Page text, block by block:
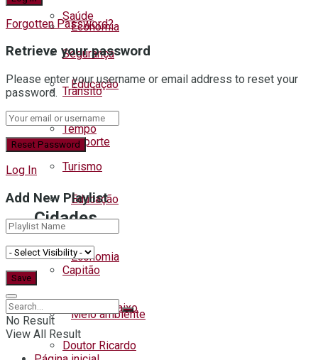
Economia
Educação
Esporte
Educação
Economia
Meio ambiente
Saúde
Segurança
Trânsito
Tempo
Turismo
Cidades
Capitão
Coqueiro Baixo
Doutor Ricardo
Forgotten Password?
Retrieve your password
Please enter your username or email address to reset your
password.
Log In
Add New Playlist
No Result
View All Result